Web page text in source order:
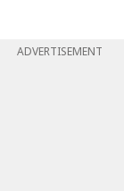
ADVERTISEMENT